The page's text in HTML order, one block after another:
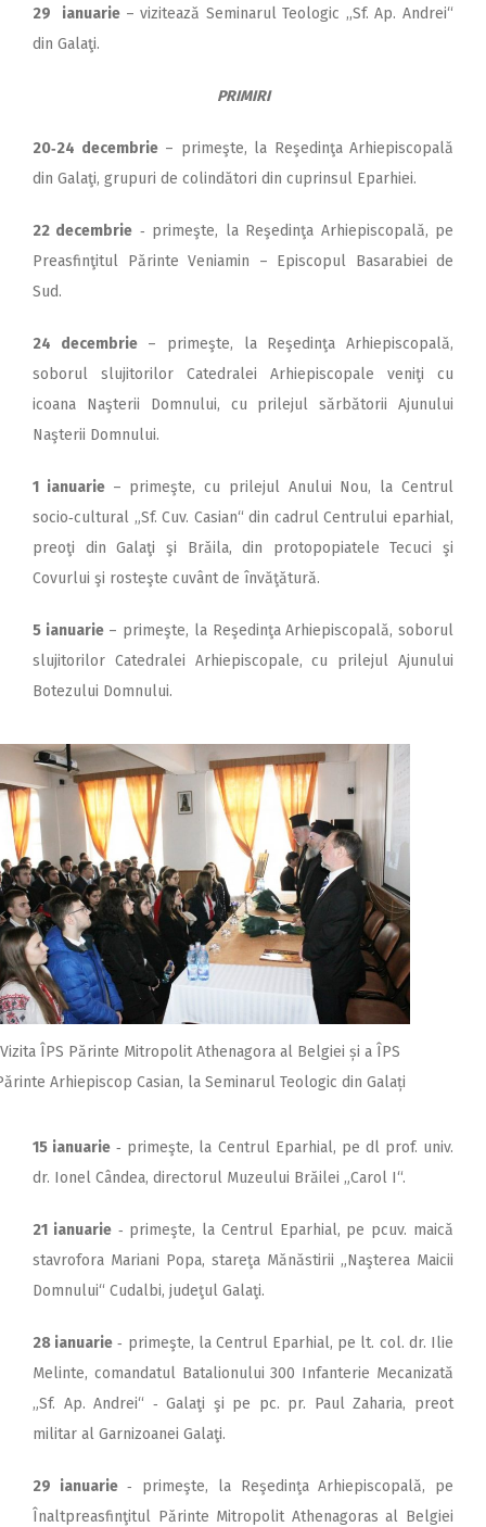
29 ianuarie – vizitează Seminarul Teologic ,,Sf. Ap. Andrei“
din Galaţi.
PRIMIRI
20‑24 decembrie– primeşte, la Reşedinţa Arhiepiscopală
din Galaţi, grupuri de colindători din cuprinsul Eparhiei.
22 decembrie ‑ primeşte, la Reşedinţa Arhiepiscopală, pe
Preasfinţitul Părinte Veniamin – Episcopul Basarabiei de
Sud.
24 decembrie– primeşte, la Reşedinţa Arhiepiscopală,
soborul slujitorilor Catedralei Arhiepiscopale veniţi cu
icoana Naşterii Domnului, cu prilejul sărbătorii Ajunului
Naşterii Domnului.
1 ianuarie – primeşte, cu prilejul Anului Nou, la Centrul
socio‑cultural „Sf. Cuv. Casian“ din cadrul Centrului eparhial,
preoţi din Galaţi şi Brăila, din protopopiatele Tecuci şi
Covurlui şi rosteşte cuvânt de învăţătură.
5 ianuarie– primeşte, la Reşedinţa Arhiepiscopală, soborul
slujitorilor Catedralei Arhie­pis­copale, cu prilejul Ajunului
Botezului Domnului.
Vizita ÎPS Părinte Mitropolit Athenagora al Belgiei și a ÎPS
Arhiepiscop Casian, la Seminarul Teologic din Galați
15 ianuarie ‑ primeşte, la Centrul Eparhial, pe dl prof. univ.
dr. Ionel Cândea, directorul Muzeului Brăilei „Carol I“.
21 ianuarie‑ primeşte, la Centrul Eparhial, pe pcuv. maică
stavrofora Mariani Popa, stareţa Mănăstirii „Naşterea Maicii
Domnului“ Cudalbi, judeţul Galaţi.
28 ianuarie ‑ primeşte, la Centrul Eparhial, pe lt. col. dr. Ilie
Melinte, comandatul Batalionului 300 Infanterie Mecanizată
„Sf. Ap. Andrei“ ‑ Galaţi şi pe pc. pr. Paul Zaharia, preot
militar al Garnizoanei Galaţi.
29 ianuarie‑ primeşte, la Reşedinţa Arhiepiscopală, pe
Înaltpreasfinţitul Părinte Mitropolit Athenagoras al Belgiei